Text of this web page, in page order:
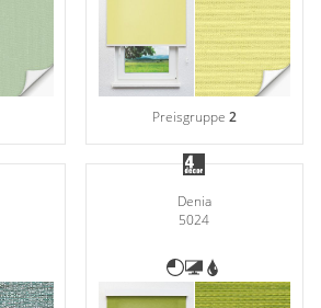
Preisgruppe 2
Denia
5024